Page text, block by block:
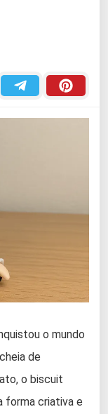
o mundo
de
o biscuit
forma criativa e